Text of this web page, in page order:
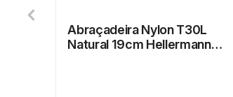
Abraçadeira Nylon T30L
Natural 19cm Hellermann